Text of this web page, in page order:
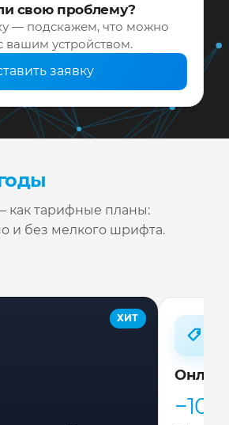
свою проблему?
— подскажем, что можно
вашим устройством.
заявку
как тарифные планы:
и без мелкого шрифта.
ХИТ
−10%